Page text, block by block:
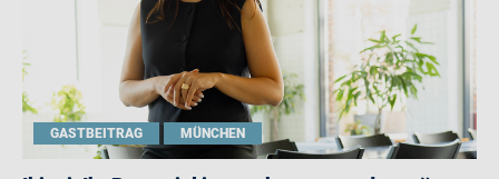
GASTBEITRAG MÜNCHEN